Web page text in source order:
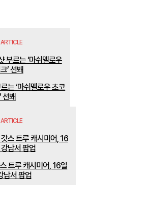
는 ‘마쉬멜로우 초코
선봬
트루 캐시미어, 16일
남서 팝업